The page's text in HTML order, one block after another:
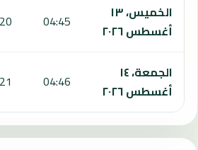
الخميس، ١٣
أغسطس ٢٠٢٦
04:45
الجمعة، ١٤
أغسطس ٢٠٢٦
04:46